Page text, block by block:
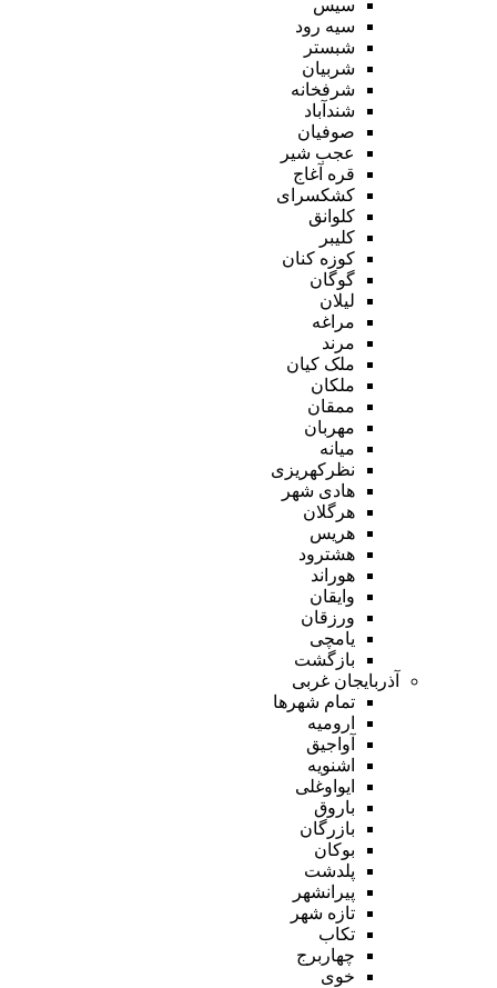
سیس
سیه رود
شبستر
شربیان
شرفخانه
شندآباد
صوفیان
عجب شیر
قره آغاج
کشکسرای
کلوانق
کلیبر
کوزه کنان
گوگان
لیلان
مراغه
مرند
ملک کیان
ملکان
ممقان
مهربان
میانه
نظرکهریزی
هادی شهر
هرگلان
هریس
هشترود
هوراند
وایقان
ورزقان
یامچی
بازگشت
آذربایجان غربی
تمام شهر‌ها
ارومیه
آواجیق
اشنویه
ایواوغلی
باروق
بازرگان
بوکان
پلدشت
پیرانشهر
تازه شهر
تکاب
چهاربرج
خوی